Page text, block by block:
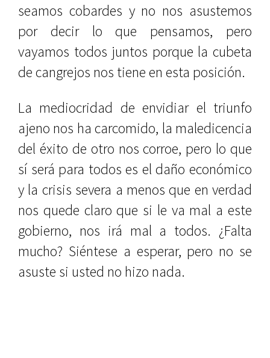
seamos cobardes y no nos asustemos
por decir lo que pensamos, pero
vayamos todos juntos porque la cubeta
de cangrejos nos tiene en esta posición.
La mediocridad de envidiar el triunfo
ajeno nos ha carcomido, la maledicencia
del éxito de otro nos corroe, pero lo que
sí será para todos es el daño económico
y la crisis severa a menos que en verdad
nos quede claro que si le va mal a este
gobierno, nos irá mal a todos. ¿Falta
mucho? Siéntese a esperar, pero no se
asuste si usted no hizo nada.